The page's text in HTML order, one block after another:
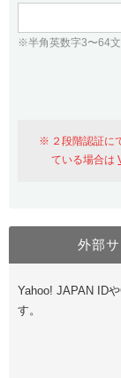
WHOIS検索
おすすめ
※半角英数字3〜64文
２段階認証に
ている場合は
外部
Yahoo! JAPAN ID
す。